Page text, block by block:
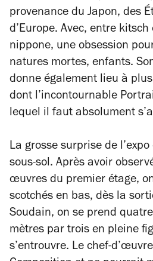
provenance du Japon, des
d’Europe. Avec, entre
nippone, une obsession
natures mortes, enfants.
donne également lieu à
dont l’incontournable
lequel il faut absolument
La grosse surprise de
sous-sol. Après avoir
œuvres du premier étage,
scotchés en bas, dès la
Soudain, on se prend
mètres par trois en pleine
s’entrouvre. Le chef-